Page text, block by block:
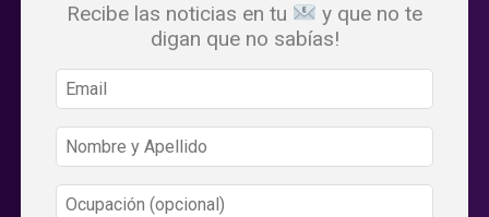
Recibe las noticias en tu
y que no te
digan que no sabías!